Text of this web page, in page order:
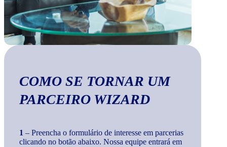
COMO SE TORNAR UM
PARCEIRO WIZARD
1 – Preencha o formulário de interesse em parcerias
clicando no botão abaixo. Nossa equipe entrará em